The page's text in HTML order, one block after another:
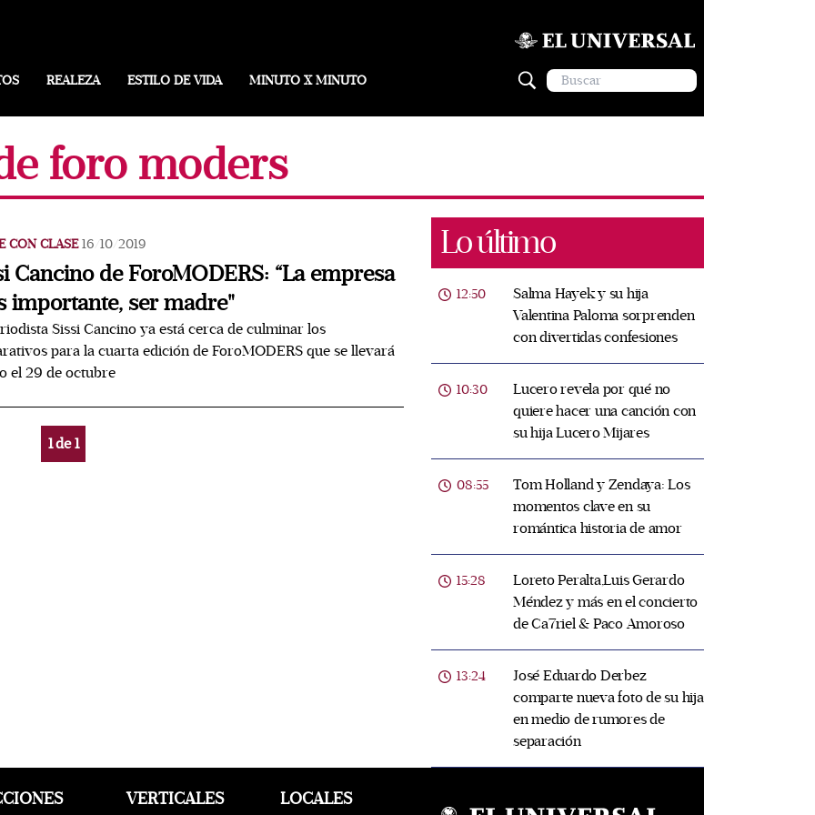
REALEZA ESTILO DE VIDA MINUTO X MINUTO
foro moders
CON CLASE 16/10/2019
Cancino de ForoMODERS: “La empresa
importante, ser madre"
Sissi Cancino ya está cerca de culminar los
para la cuarta edición de ForoMODERS que se llevará
el 29 de octubre
1de1
Lo último
12:50
Salma Hayek y su hija
Valentina Paloma sorprenden
con divertidas confesiones
10:30
Lucero revela por qué no
quiere hacer una canción con
su hija Lucero Mijares
08:55
Tom Holland y Zendaya: Los
momentos clave en su
romántica historia de amor
15:28
Loreto Peralta,Luis Gerardo
Méndez y más en el concierto
de Ca7riel & Paco Amoroso
13:24
José Eduardo Derbez
comparte nueva foto de su hija
en medio de rumores de
separación
VERTICALES LOCALES